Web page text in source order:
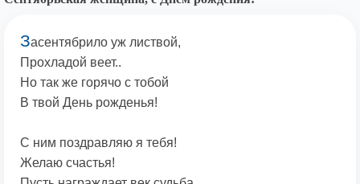
Засентябрило уж листвой,
Прохладой веет..
Но так же горячо с тобой
В твой День рожденья!
С ним поздравляю я тебя!
Желаю счастья!